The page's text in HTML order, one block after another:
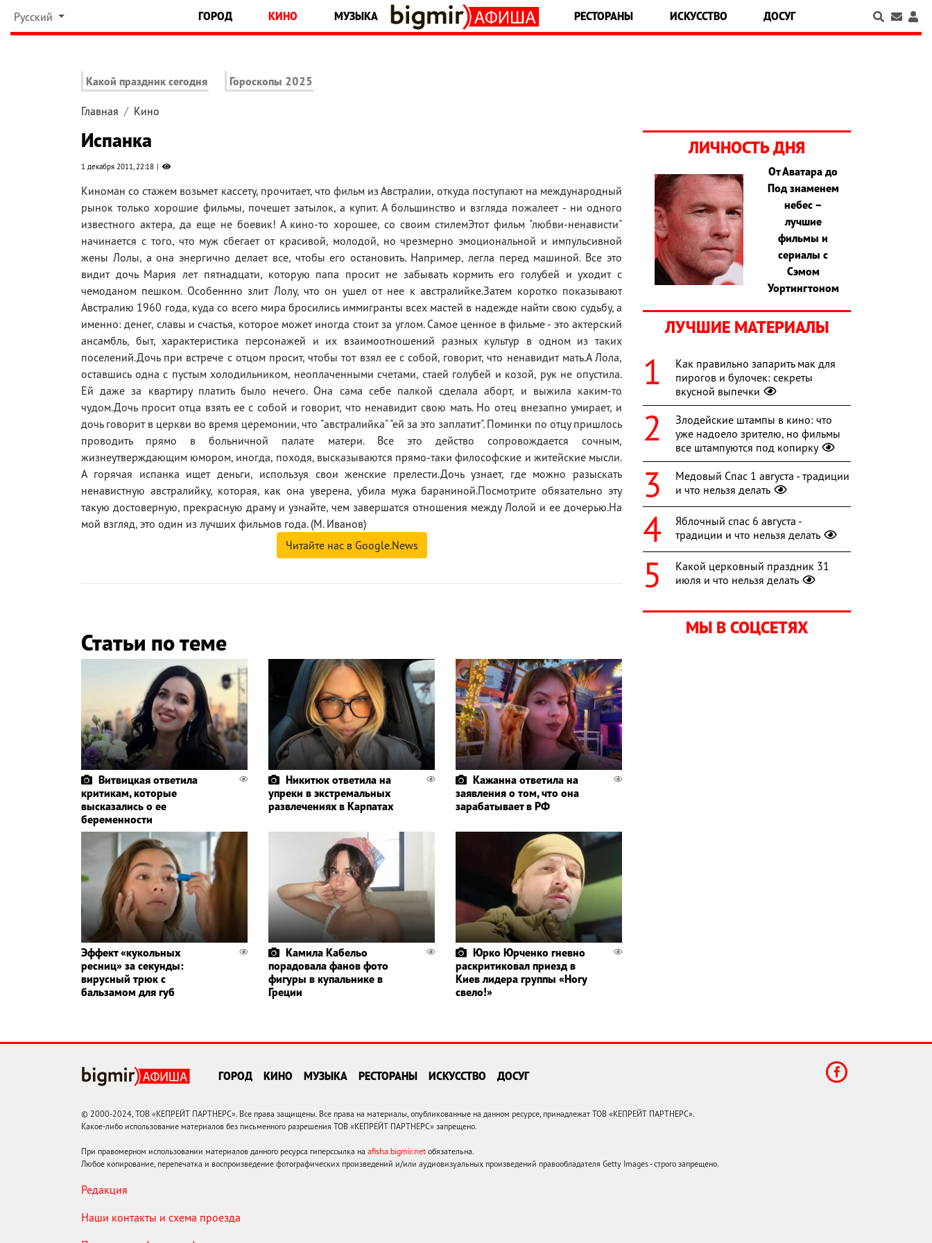
Русский ГОРОД КИНО МУЗЫКА РЕСТОРАНЫ ИСКУССТВО ДОСУГ
Какой праздник сегодня Гороскопы 2025
Главная Кино
Испанка
1 декабря 2011, 22:18
Киноман со стажем возьмет кассету, прочитает, что фильм из Австралии, откуда поступают на международный
рынок только хорошие фильмы, почешет затылок, а купит. А большинство и взгляда пожалеет - ни одного
известного актера, да еще не боевик! А кино-то хорошее, со своим стилемЭтот фильм "любви-ненависти"
начинается с того, что муж сбегает от красивой, молодой, но чрезмерно эмоциональной и импульсивной
жены Лолы, а она энергично делает все, чтобы его остановить. Например, легла перед машиной. Все это
видит дочь Мария лет пятнадцати, которую папа просит не забывать кормить его голубей и уходит с
чемоданом пешком. Особеннно злит Лолу, что он ушел от нее к австралийке.Затем коротко показывают
Австралию 1960 года, куда со всего мира бросились иммигранты всех мастей в надежде найти свою судьбу, а
именно: денег, славы и счастья, которое может иногда стоит за углом. Самое ценное в фильме - это актерский
ансамбль, быт, характеристика персонажей и их взаимоотношений разных культур в одном из таких
поселений.Дочь при встрече с отцом просит, чтобы тот взял ее с собой, говорит, что ненавидит мать.А Лола,
оставшись одна с пустым холодильником, неоплаченными счетами, стаей голубей и козой, рук не опустила.
Ей даже за квартиру платить было нечего. Она сама себе палкой сделала аборт, и выжила каким-то
чудом.Дочь просит отца взять ее с собой и говорит, что ненавидит свою мать. Но отец внезапно умирает, и
дочь говорит в церкви во время церемонии, что "австралийка" "ей за это заплатит". Поминки по отцу пришлось
проводить прямо в больничной палате матери. Все это действо сопровождается сочным,
жизнеутверждающим юмором, иногда, походя, высказываются прямо-таки философские и житейские мысли.
А горячая испанка ищет деньги, используя свои женские прелести.Дочь узнает, где можно разыскать
ненавистную австралийку, которая, как она уверена, убила мужа бараниной.Посмотрите обязательно эту
такую достоверную, прекрасную драму и узнайте, чем завершатся отношения между Лолой и ее дочерью.На
мой взгляд, это один из лучших фильмов года. (М. Иванов)
Читайте нас в Google.News
Статьи по теме
Витвицкая ответила
критикам, которые
высказались о ее
беременности
Никитюк ответила на
упреки в экстремальных
развлечениях в Карпатах
Кажанна ответила на
заявления о том, что она
зарабатывает в РФ
Эффект «кукольных
ресниц» за секунды:
вирусный трюк с
бальзамом для губ
Камила Кабельо
порадовала фанов фото
фигуры в купальнике в
Греции
Юрко Юрченко гневно
раскритиковал приезд в
Киев лидера группы «Ногу
свело!»
ЛИЧНОСТЬ ДНЯ
От Аватара до
Под знаменем
небес –
лучшие
фильмы и
сериалы с
Сэмом
Уортингтоном
ЛУЧШИЕ МАТЕРИАЛЫ
Как правильно запарить мак для
пирогов и булочек: секреты
вкусной выпечки
Злодейские штампы в кино: что
уже надоело зрителю, но фильмы
все штампуются под копирку
Медовый Спас 1 августа - традиции
и что нельзя делать
Яблочный спас 6 августа -
традиции и что нельзя делать
Какой церковный праздник 31
июля и что нельзя делать
МЫ В СОЦСЕТЯХ
ГОРОД КИНО МУЗЫКА РЕСТОРАНЫ ИСКУССТВО ДОСУГ
© 2000-2024, ТОВ «КЕПРЕЙТ ПАРТНЕРС». Все права защищены. Все права на материалы, опубликованные на данном ресурсе, принадлежат ТОВ «КЕПРЕЙТ ПАРТНЕРС».
Какое-либо использование материалов без письменного разрешения ТОВ «КЕПРЕЙТ ПАРТНЕРС» запрещено.
При правомерном использовании материалов данного ресурса гиперссылка на afisha.bigmir.net обязательна.
Любое копирование, перепечатка и воспроизведение фотографических произведений и/или аудиовизуальных произведений правообладателя Getty Images - строго запрещено.
Редакция
Наши контакты и схема проезда